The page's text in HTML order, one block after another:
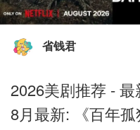
省钱君
2026美剧推荐 -
8月最新: 《​​百年孤